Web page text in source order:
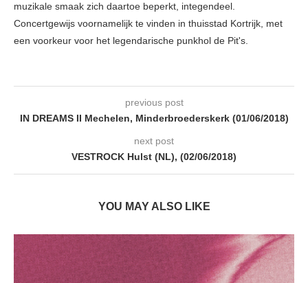
muzikale smaak zich daartoe beperkt, integendeel.
Concertgewijs voornamelijk te vinden in thuisstad Kortrijk, met
een voorkeur voor het legendarische punkhol de Pit's.
previous post
IN DREAMS II Mechelen, Minderbroederskerk (01/06/2018)
next post
VESTROCK Hulst (NL), (02/06/2018)
YOU MAY ALSO LIKE